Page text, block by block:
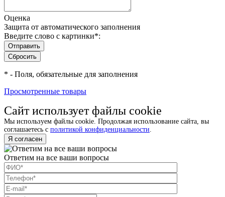
Оценка
Защита от автоматического заполнения
Введите слово с картинки*:
* - Поля, обязательные для заполнения
Просмотренные товары
Сайт использует файлы cookie
Мы используем файлы cookie. Продолжая использование сайта, вы
соглашаетесь с политикой конфиденциальности
Я согласен
Ответим на все ваши вопросы